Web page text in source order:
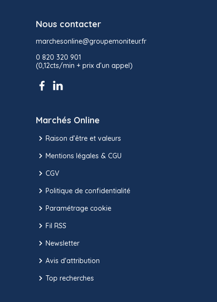
Nous contacter
marchesonline@groupemoniteur.fr
0 820 320 901
(0,12cts/min + prix d’un appel)
Marchés Online
Raison d’être et valeurs
Mentions légales & CGU
CGV
Politique de confidentialité
Paramétrage cookie
Fil RSS
Newsletter
Avis d'attribution
Top recherches